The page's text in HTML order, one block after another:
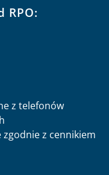
RPO:
z telefonów
zgodnie z cennikiem